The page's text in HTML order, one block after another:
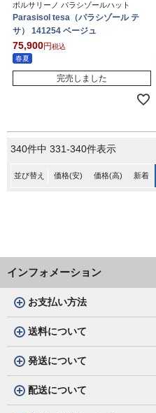
ボルサリーノ パラシゾールハット
Parasisol tesa（パラシゾール テ
サ） 141254 ベージュ
75,900
税込
春夏
完売しました
並び替え 価格(安) 価格(高) 新着
340件中 331-340件表示
インフォメーション
お支払い方法
送料について
発送について
配送について